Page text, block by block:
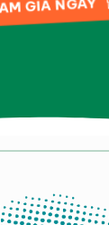
GIA NGAY